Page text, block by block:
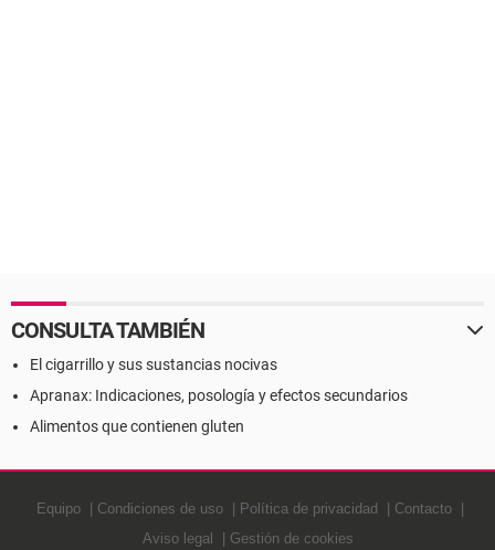
CONSULTA TAMBIÉN
El cigarrillo y sus sustancias nocivas
Apranax: Indicaciones, posología y efectos secundarios
Alimentos que contienen gluten
Equipo Condiciones de uso Política de privacidad
Contacto
Aviso legal
Gestión de cookies